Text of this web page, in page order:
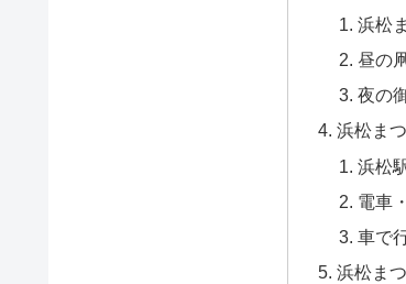
浜松
昼の
夜の
浜松ま
浜松
電車
車で
浜松ま